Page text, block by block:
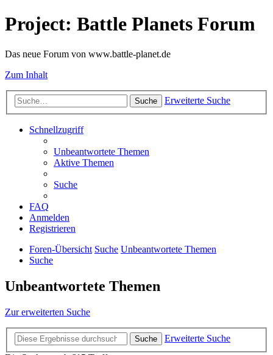
Project: Battle Planets Forum
Das neue Forum von www.battle-planet.de
Zum Inhalt
Suche Erweiterte Suche
Schnellzugriff
Unbeantwortete Themen
Aktive Themen
Suche
FAQ
Anmelden
Registrieren
Foren-Übersicht Suche Unbeantwortete Themen
Suche
Unbeantwortete Themen
Zur erweiterten Suche
Suche
Erweiterte Suche